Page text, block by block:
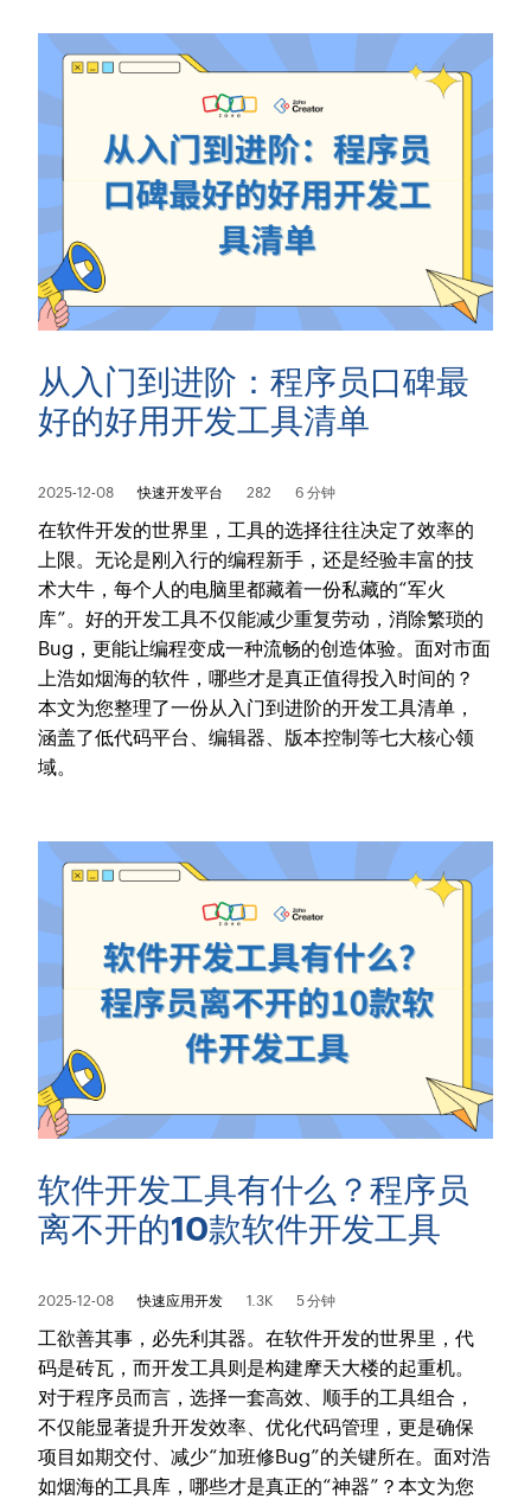
从入门到进阶：程序员口碑最
好的好用开发工具清单
2025-12-08 快速开发平台 282 6 分钟
在软件开发的世界里，工具的选择往往决定了效率的
上限。无论是刚入行的编程新手，还是经验丰富的技
术大牛，每个人的电脑里都藏着一份私藏的“军火
库”。好的开发工具不仅能减少重复劳动，消除繁琐的
Bug，更能让编程变成一种流畅的创造体验。面对市面
上浩如烟海的软件，哪些才是真正值得投入时间的？
本文为您整理了一份从入门到进阶的开发工具清单，
涵盖了低代码平台、编辑器、版本控制等七大核心领
域。
软件开发工具有什么？程序员
离不开的10款软件开发工具
2025-12-08 快速应用开发 1.3K 5 分钟
工欲善其事，必先利其器。在软件开发的世界里，代
码是砖瓦，而开发工具则是构建摩天大楼的起重机。
对于程序员而言，选择一套高效、顺手的工具组合，
不仅能显著提升开发效率、优化代码管理，更是确保
项目如期交付、减少“加班修Bug”的关键所在。面对浩
如烟海的工具库，哪些才是真正的“神器”？本文为您